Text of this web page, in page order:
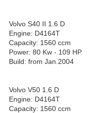
Volvo S40 II 1.6 D
Engine: D4164T
Capacity: 1560 ccm
Power: 80 Kw - 109 HP
Build: from Jan.2004
Volvo V50 1.6 D
Engine: D4164T
Capacity: 1560 ccm